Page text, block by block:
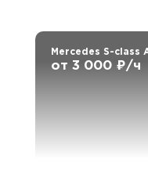
Mercedes S-class
от 3 000 ₽/ч